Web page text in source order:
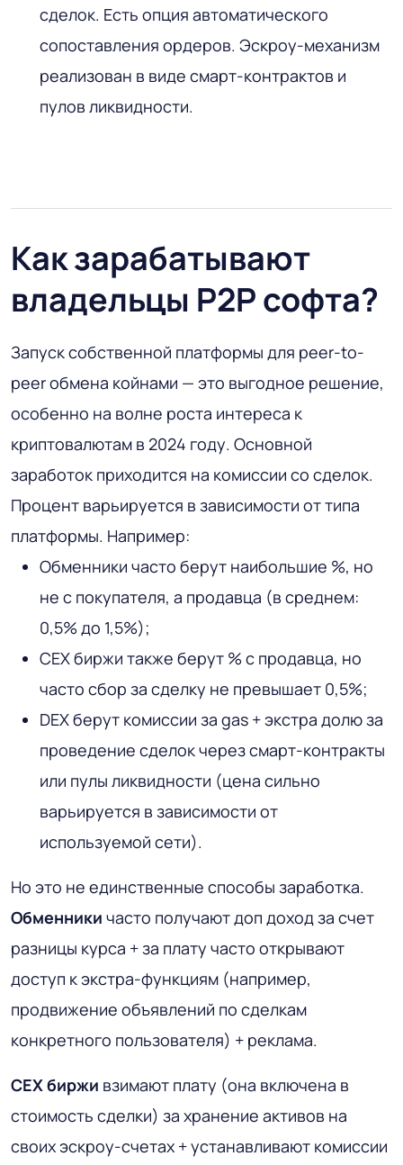
сделок. Есть опция автоматического
сопоставления ордеров. Эскроу-механизм
реализован в виде смарт-контрактов и
пулов ликвидности.
Как зарабатывают
владельцы P2P софта?
Запуск собственной платформы для peer-to-
peer обмена койнами — это выгодное решение,
особенно на волне роста интереса к
криптовалютам в 2024 году. Основной
заработок приходится на комиссии со сделок.
Процент варьируется в зависимости от типа
платформы. Например:
Обменники часто берут наибольшие %, но
не с покупателя, а продавца (в среднем:
0,5% до 1,5%);
CEX биржи также берут % с продавца, но
часто сбор за сделку не превышает 0,5%;
DEX берут комиссии за gas + экстра долю за
проведение сделок через смарт-контракты
или пулы ликвидности (цена сильно
варьируется в зависимости от
используемой сети).
Но это не единственные способы заработка.
Обменники часто получают доп доход за счет
разницы курса + за плату часто открывают
доступ к экстра-функциям (например,
продвижение объявлений по сделкам
конкретного пользователя) + реклама.
CEXбиржи взимают плату (она включена в
стоимость сделки) за хранение активов на
своих эскроу-счетах + устанавливают комиссии